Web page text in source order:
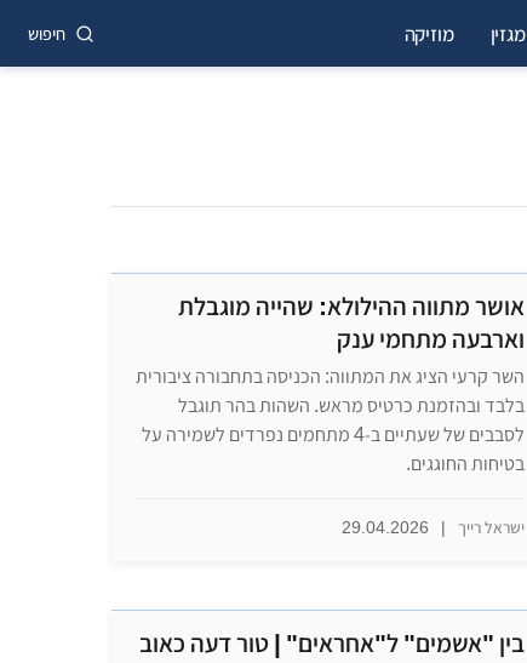
מגזין מוזיקה חיפוש
אושר מתווה ההילולא: שהייה מוגבלת
וארבעה מתחמי ענק
השר קרעי הציג את המתווה: הכניסה בתחבורה ציבורית
בלבד ובהזמנת כרטיס מראש. השהות בהר תוגבל
לסבבים של שעתיים ב-4 מתחמים נפרדים לשמירה על
בטיחות החוגגים.
ישראל רייך |
29.04.2026
בין "אשמים" ל"אחראים" | טור דעה כאוב